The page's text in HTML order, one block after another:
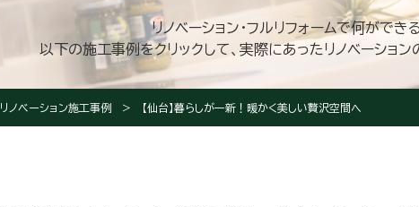
リノベーション・フルリフォームで何がで
以下の施工事例をクリックして、実際にあったリノベーショ
リノベーション施工事例 【仙台】暮らしが一新！暖かく美しい贅沢空間へ